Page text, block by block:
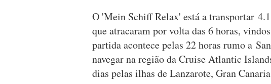
O 'Mein Schiff Relax' está a transportar
que atracaram por volta das 6 horas,
partida acontece pelas 22 horas rumo a
navegar na região da Cruise Atlantic
dias pelas ilhas de Lanzarote, Gran